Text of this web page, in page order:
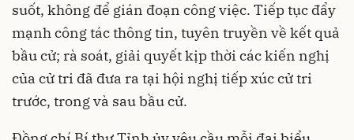
suốt, không để gián đoạn công việc. Tiếp tục đẩy
mạnh công tác thông tin, tuyên truyền về kết quả
bầu cử; rà soát, giải quyết kịp thời các kiến nghị
của cử tri đã đưa ra tại hội nghị tiếp xúc cử tri
trước, trong và sau bầu cử.